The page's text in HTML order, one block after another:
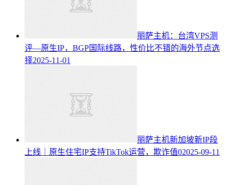
丽萨主机：台湾VPS测
评—原生IP，BGP国际线路，性价比不错的海外节点选
择2025-11-01
丽萨主机新加坡新IP段
上线｜原生住宅IP支持TikTok运营，欺诈值02025-09-11